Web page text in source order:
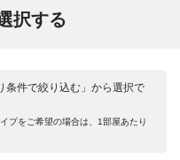
択する
条件で絞り込む」から選択で
プをご希望の場合は、1部屋あたり